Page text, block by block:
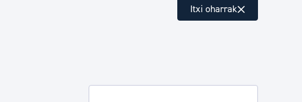
hondakinak eta ingurumena
Itxi oharrak